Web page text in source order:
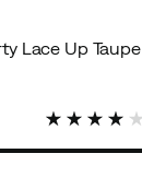
køber
Lace Up Taupe